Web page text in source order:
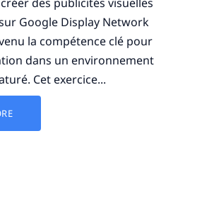
Google Display Network
la compétence clé pour
dans un environnement
Cet exercice...